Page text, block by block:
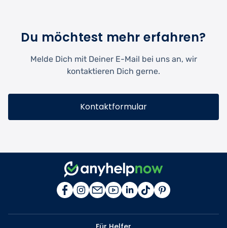
Du möchtest mehr erfahren?
Melde Dich mit Deiner E-Mail bei uns an, wir
kontaktieren Dich gerne.
Kontaktformular